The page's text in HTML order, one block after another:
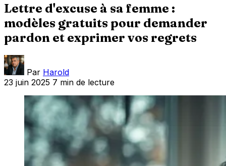
Lettre d'excuse à sa femme :
modèles gratuits pour demander
pardon et exprimer vos regrets
Par Harold
23 juin 2025 7 min de lecture